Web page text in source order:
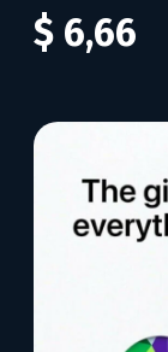
$ 6,66